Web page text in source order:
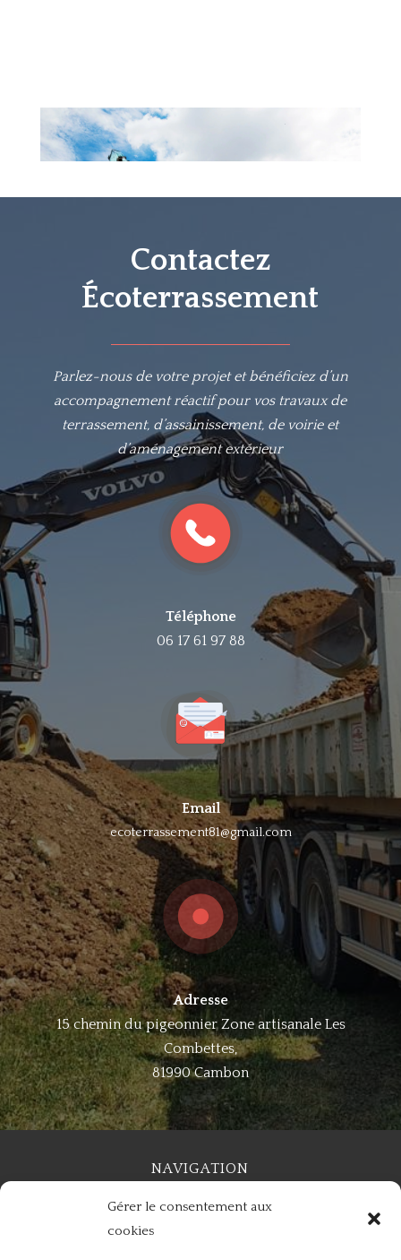
Gérer le consentement aux
cookies
Contactez
Écoterrassement
Parlez-nous de votre projet et bénéficiez d’un
accompagnement réactif pour vos travaux de
terrassement, d’assainissement, de voirie et
d’aménagement extérieur
Téléphone
06 17 61 97 88
Email
ecoterrassement81@gmail.com
Adresse
15 chemin du pigeonnier Zone artisanale Les
Combettes,
81990 Cambon
NAVIGATION